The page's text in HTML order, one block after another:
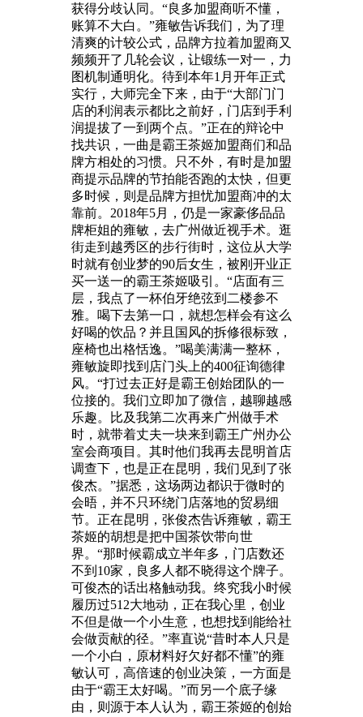
获得分歧认同。“良多加盟商听不懂，
账算不大白。”雍敏告诉我们，为了理
清爽的计较公式，品牌方拉着加盟商又
频频开了几轮会议，让锻练一对一，力
图机制通明化。待到本年1月开年正式
实行，大师完全下来，由于“大部门门
店的利润表示都比之前好，门店到手利
润提拔了一到两个点。”正在的辩论中
找共识，一曲是霸王茶姬加盟商们和品
牌方相处的习惯。只不外，有时是加盟
商提示品牌的节拍能否跑的太快，但更
多时候，则是品牌方担忧加盟商冲的太
靠前。2018年5月，仍是一家豪侈品品
牌柜姐的雍敏，去广州做近视手术。逛
街走到越秀区的步行街时，这位从大学
时就有创业梦的90后女生，被刚开业正
买一送一的霸王茶姬吸引。“店面有三
层，我点了一杯伯牙绝弦到二楼参不
雅。喝下去第一口，就想怎样会有这么
好喝的饮品？并且国风的拆修很标致，
座椅也出格恬逸。”喝美满满一整杯，
雍敏旋即找到店门头上的400征询德律
风。“打过去正好是霸王创始团队的一
位接的。我们立即加了微信，越聊越感
乐趣。比及我第二次再来广州做手术
时，就带着丈夫一块来到霸王广州办公
室会商项目。其时他们我再去昆明首店
调查下，也是正在昆明，我们见到了张
俊杰。”据悉，这场两边都识于微时的
会晤，并不只环绕门店落地的贸易细
节。正在昆明，张俊杰告诉雍敏，霸王
茶姬的胡想是把中国茶饮带向世
界。“那时候霸成立半年多，门店数还
不到10家，良多人都不晓得这个牌子。
可俊杰的话出格触动我。终究我小时候
履历过512大地动，正在我心里，创业
不但是做一个小生意，也想找到能给社
会做贡献的径。”率直说“昔时本人只是
一个小白，原材料好欠好都不懂”的雍
敏认可，高倍速的创业决策，一方面是
由于“霸王太好喝。”而另一个底子缘
由，则源于本人认为，霸王茶姬的创始